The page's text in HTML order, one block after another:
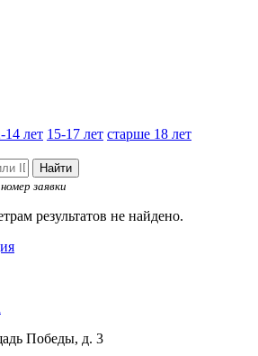
14 лет 15-17 лет старше 18 лет
Найти
заявки
результатов не найдено.
Победы, д. 3